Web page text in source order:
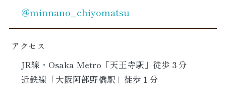
@minnano_chiyomatsu
アクセス
JR線・Osaka Metro「天王寺駅」徒歩３分
近鉄線「大阪阿部野橋駅」徒歩１分